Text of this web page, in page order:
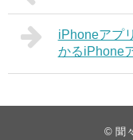
iPhoneアプ
かるiPhone
© 聞